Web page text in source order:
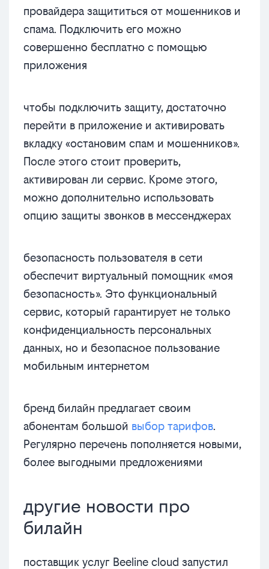
провайдера защититься от мошенников и
спама. Подключить его можно
совершенно бесплатно с помощью
приложения
чтобы подключить защиту, достаточно
перейти в приложение и активировать
вкладку «остановим спам и мошенников».
После этого стоит проверить,
активирован ли сервис. Кроме этого,
можно дополнительно использовать
опцию защиты звонков в мессенджерах
безопасность пользователя в сети
обеспечит виртуальный помощник «моя
безопасность». Это функциональный
сервис, который гарантирует не только
конфиденциальность персональных
данных, но и безопасное пользование
мобильным интернетом
бренд билайн предлагает своим
абонентам большой выбор тарифов.
Регулярно перечень пополняется новыми,
более выгодными предложениями
другие новости про
билайн
поставщик услуг Beeline cloud запустил